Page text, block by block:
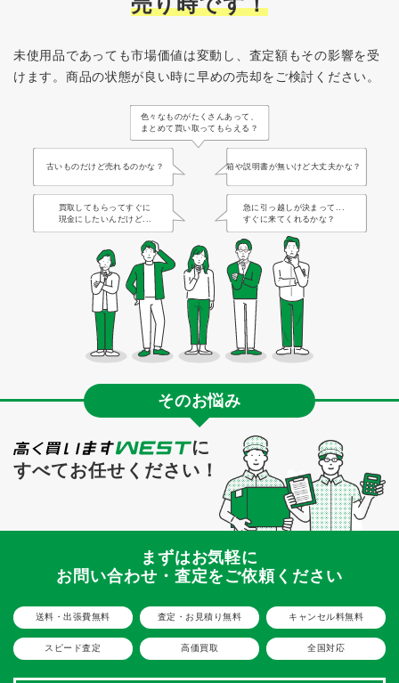
未使用品であっても市場価値は変動し、査定額もその影響を受
けます。 商品の状態が良い時に早めの売却をご検討ください。
色々なものがたくさんあって、
まとめて買い取ってもらえる？
古いものだけど売れるのかな？ 箱や説明書が無いけど大丈夫かな？
買取してもらってすぐに
現金にしたいんだけど...
急に引っ越しが決まって...
すぐに来てくれるかな？
そのお悩み
に
すべてお任せください！
まずはお気軽に
お問い合わせ・査定をご依頼ください
送料・出張費無料 査定・お見積り無料 キャンセル料無料
スピード査定 高価買取 全国対応